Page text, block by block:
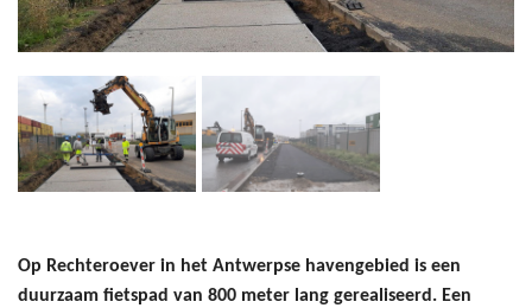
Op Rechteroever in het Antwerpse havengebied is een
duurzaam fietspad van 800 meter lang gerealiseerd. Een